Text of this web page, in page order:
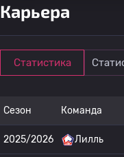
Карьера
Статистика
Сезон Команда
2025/2026 Лилль